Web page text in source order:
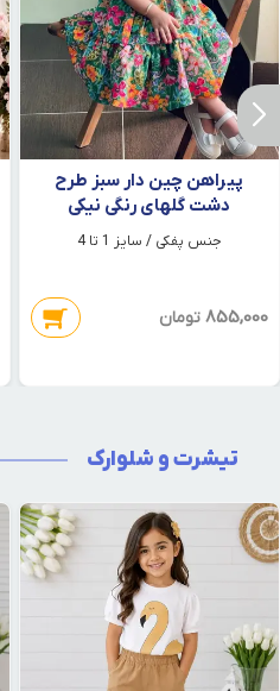
پیراهن چین دار سبز طرح
دشت گلهای رنگی نیکی
جنس پفکی / سایز 1 تا 4
855,000 تومان
تیشرت و شلوارک